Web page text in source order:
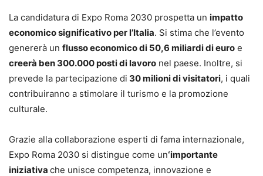
La candidatura di Expo Roma 2030 prospetta un impatto
economico significativo per l’Italia. Si stima che l’evento
genererà un flusso economico di 50,6 miliardi di euro e
creerà ben 300.000 posti di lavoro nel paese. Inoltre, si
prevede la partecipazione di 30 milioni di visitatori, i quali
contribuiranno a stimolare il turismo e la promozione
culturale.
Grazie alla collaborazione esperti di fama internazionale,
Expo Roma 2030 si distingue come un‘importante
iniziativa che unisce competenza, innovazione e